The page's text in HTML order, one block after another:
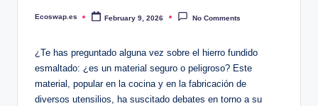
Posted
Ecoswap.es February 9, 2026 No Comments
¿Te has ‌preguntado ‍alguna vez sobre el hierro fundido
esmaltado: ¿es un material seguro o peligroso? Este
material, popular en la cocina y en​ la fabricación⁢ de
diversos utensilios, ha suscitado debates​ en torno a su